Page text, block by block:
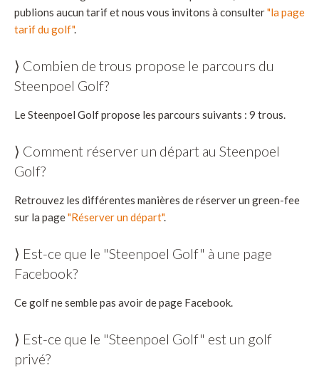
publions aucun tarif et nous vous invitons à consulter"la page
tarif du golf".
⟩ Combien de trous propose le parcours du
Steenpoel Golf?
Le Steenpoel Golf propose les parcours suivants : 9 trous.
⟩ Comment réserver un départ au Steenpoel
Golf?
Retrouvez les différentes manières de réserver un green-fee
sur la page"Réserver un départ".
⟩ Est-ce que le "Steenpoel Golf" à une page
Facebook?
Ce golf ne semble pas avoir de page Facebook.
⟩ Est-ce que le "Steenpoel Golf" est un golf
privé?